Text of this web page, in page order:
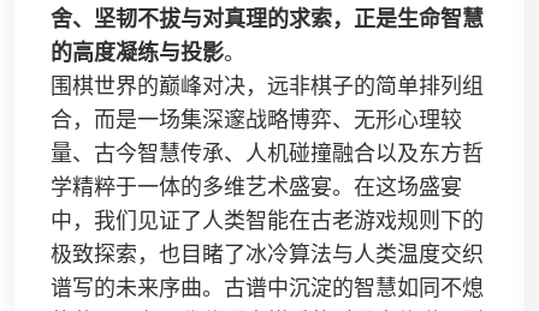
舍、坚韧不拔与对真理的求索，正是生命智慧
的高度凝练与投影。
围棋世界的巅峰对决，远非棋子的简单排列组
合，而是一场集深邃战略博弈、无形心理较
量、古今智慧传承、人机碰撞融合以及东方哲
学精粹于一体的多维艺术盛宴。在这场盛宴
中，我们见证了人类智能在古老游戏规则下的
极致探索，也目睹了冰冷算法与人类温度交织
谱写的未来序曲。古谱中沉淀的智慧如同不熄